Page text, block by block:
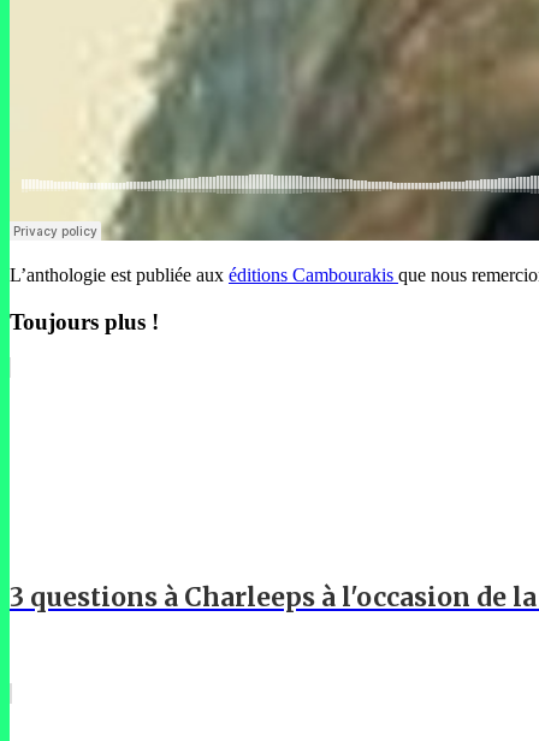
L’anthologie est publiée aux éditions Cambourakis que nous
Toujours plus !
3 questions à Charleeps à l'occasion de